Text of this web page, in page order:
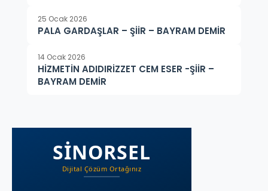
25 Ocak 2026
PALA GARDAŞLAR – ŞİİR – BAYRAM DEMİR
14 Ocak 2026
HİZMETİN ADIDIRİZZET CEM ESER -ŞİİR –
BAYRAM DEMİR